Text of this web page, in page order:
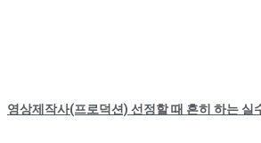
영상제작사(프로덕션) 선정할 때 흔히 하는 실